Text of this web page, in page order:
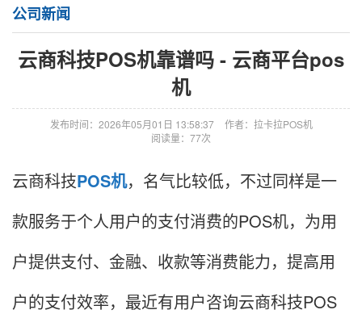
公司新闻
云商科技POS机靠谱吗 - 云商平台pos
机
发布时间：2026年05月01日 13:58:37
作者：拉卡拉POS机
阅读量：77次
云商科技POS机，名气比较低，不过同样是一
款服务于个人用户的支付消费的POS机，为用
户提供支付、金融、收款等消费能力，提高用
户的支付效率，最近有用户咨询云商科技POS